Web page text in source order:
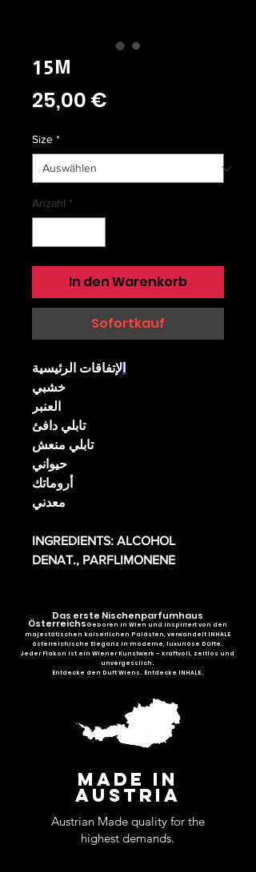
15M
25,00 €
Size *
Anzahl *
In den Warenkorb
Sofortkauf
لإتفاقات الرئيسية
خشبي
العنبر
تابلي دافئ
تابلي منعش
حيواني
أروماتك
معدني
INGREDIENTS: ALCOHOL
DENAT., PARFLIMONENE
Das erste Nischenparfumhaus
Österreichs Geboren in Wien und inspiriert von den
majestätischen kaiserlichen Palästen, verwandelt INHALE
österreichische Eleganz in moderne, luxuriöse Düfte.
Jeder Flakon ist ein Wiener Kunstwerk – kraftvoll, zeitlos und
unvergesslich.
Entdecke den Duft Wiens. Entdecke INHALE.
MADE IN
AUSTRIA
Austrian Made quality for the
highest demands.